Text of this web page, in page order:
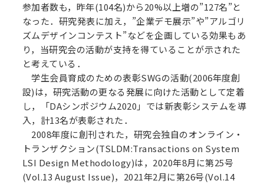
参加者数も，昨年(104名)から20%以上増の”127名”と
なった．研究発表に加え，”企業デモ展示”や”アルゴリ
ズムデザインコンテスト”などを企画している効果もあ
り，当研究会の活動が支持を得ていることが示された
と考えている．
学生会員育成のための表彰SWGの活動(2006年度創
設)は，研究活動の更なる発展に向けた活動として定着
し，「DAシンポジウム2020」では新表彰システムを導
入，計13名が表彰された．
2008年度に創刊された，研究会独自のオンライン・
トランザクション(TSLDM:Transactions on System
LSI Design Methodology)は，2020年8月に第25号
(Vol.13 August Issue)，2021年2月に第26号(Vol.14